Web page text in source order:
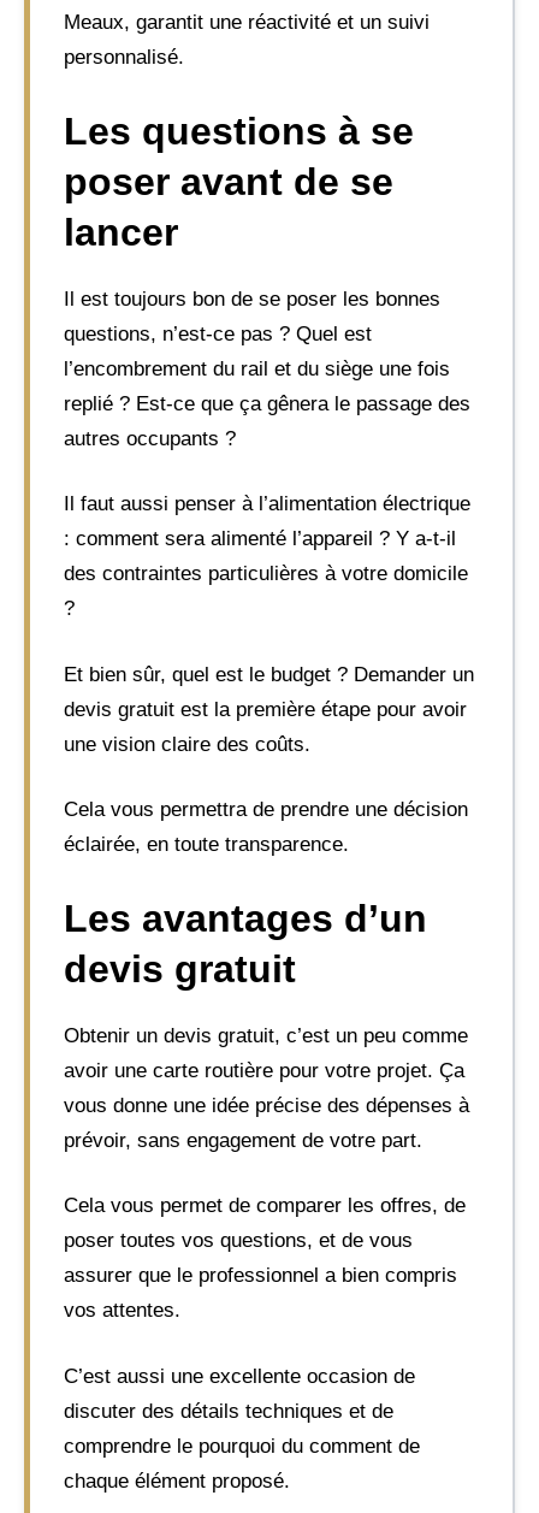
Meaux, garantit une réactivité et un suivi
personnalisé.
Les questions à se
poser avant de se
lancer
Il est toujours bon de se poser les bonnes
questions, n’est-ce pas ? Quel est
l’encombrement du rail et du siège une fois
replié ? Est-ce que ça gênera le passage des
autres occupants ?
Il faut aussi penser à l’alimentation électrique
: comment sera alimenté l’appareil ? Y a-t-il
des contraintes particulières à votre domicile
?
Et bien sûr, quel est le budget ? Demander un
devis gratuit est la première étape pour avoir
une vision claire des coûts.
Cela vous permettra de prendre une décision
éclairée, en toute transparence.
Les avantages d’un
devis gratuit
Obtenir un devis gratuit, c’est un peu comme
avoir une carte routière pour votre projet. Ça
vous donne une idée précise des dépenses à
prévoir, sans engagement de votre part.
Cela vous permet de comparer les offres, de
poser toutes vos questions, et de vous
assurer que le professionnel a bien compris
vos attentes.
C’est aussi une excellente occasion de
discuter des détails techniques et de
comprendre le pourquoi du comment de
chaque élément proposé.